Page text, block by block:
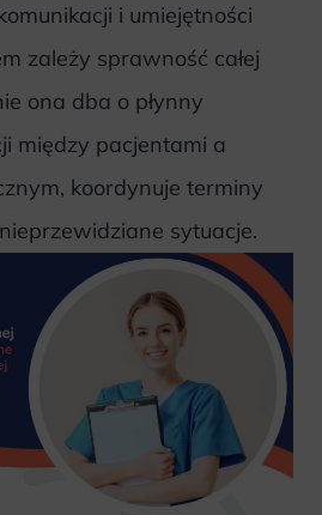
i umiejętności
zależy sprawność całej
ona dba o płynny
między pacjentami a
koordynuje terminy
sytuacje.